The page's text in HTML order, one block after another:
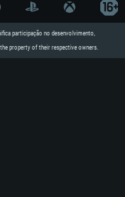
participação no desenvolvimento,
property of their respective owners.